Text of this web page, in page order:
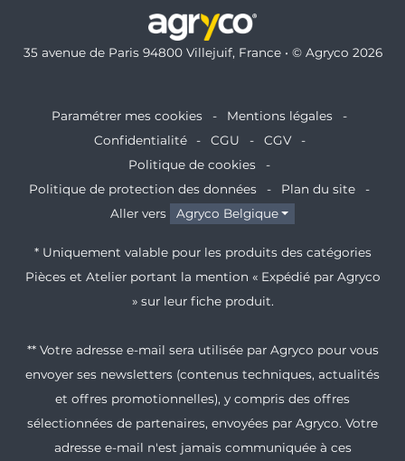
35 avenue de Paris 94800 Villejuif, France • © Agryco 2026
Paramétrer mes cookies
Mentions légales
Confidentialité
CGU
CGV
Politique de cookies
Politique de protection des données
Plan du site
Aller vers
Agryco Belgique
* Uniquement valable pour les produits des catégories
Pièces et Atelier portant la mention « Expédié par Agryco
» sur leur fiche produit.
** Votre adresse e-mail sera utilisée par Agryco pour vous
envoyer ses newsletters (contenus techniques, actualités
et offres promotionnelles), y compris des offres
sélectionnées de partenaires, envoyées par Agryco. Votre
adresse e-mail n'est jamais communiquée à ces